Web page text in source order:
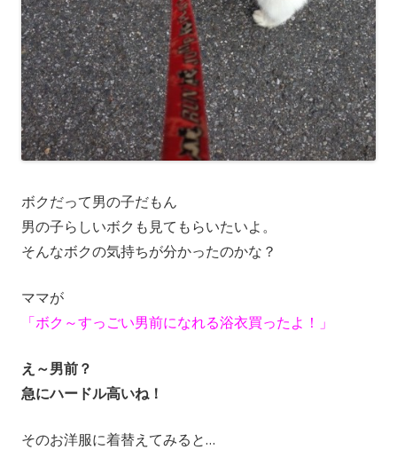
ボクだって男の子だもん
男の子らしいボクも見てもらいたいよ。
そんなボクの気持ちが分かったのかな？
ママが
「ボク～すっごい男前になれる浴衣買ったよ！」
え～男前？
急にハードル高いね！
そのお洋服に着替えてみると…